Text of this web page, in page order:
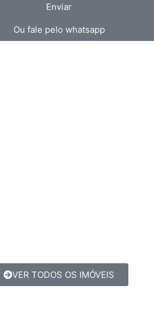
Enviar
Ou fale pelo whatsapp
VER TODOS OS IMÓVEIS